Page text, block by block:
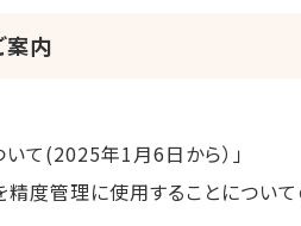
内
(2025年1月6日から）」
管理に使用することについて